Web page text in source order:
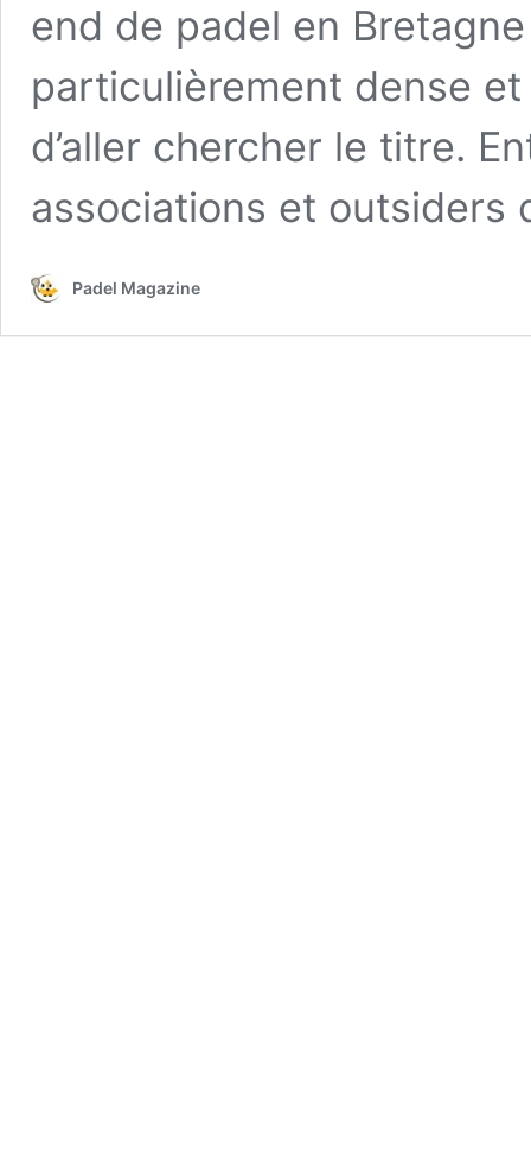
end de padel en
particulièrement dense
d’aller chercher le titre.
associations et
Padel Magazine